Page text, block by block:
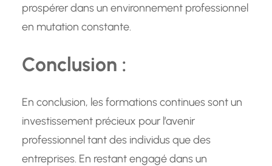
prospérer dans un environnement professionnel
en mutation constante.
Conclusion :
En conclusion, les formations continues sont un
investissement précieux pour l’avenir
professionnel tant des individus que des
entreprises. En restant engagé dans un